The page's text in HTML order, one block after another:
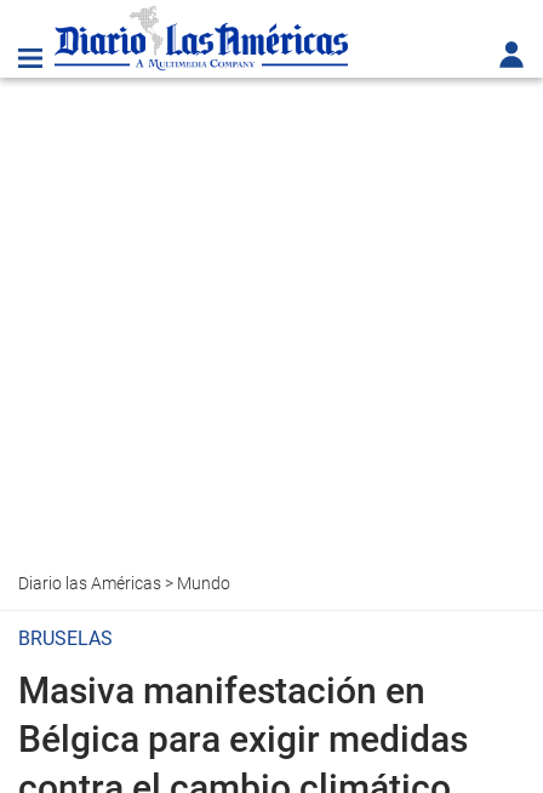
Diario las Américas> Mundo
BRUSELAS
Masiva manifestación en
Bélgica para exigir medidas